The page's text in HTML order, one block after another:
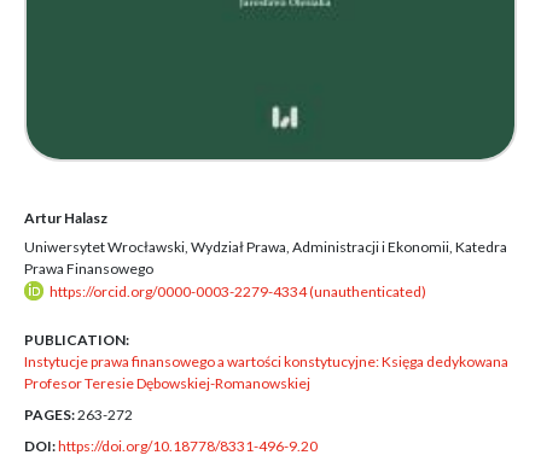
Artur Halasz
Uniwersytet Wrocławski, Wydział Prawa, Administracji i Ekonomii, Katedra
Prawa Finansowego
https://orcid.org/0000-0003-2279-4334 (unauthenticated)
PUBLICATION:
Instytucje prawa finansowego a wartości konstytucyjne: Księga dedykowana
Profesor Teresie Dębowskiej-Romanowskiej
PAGES:263-272
DOI:https://doi.org/10.18778/8331-496-9.20